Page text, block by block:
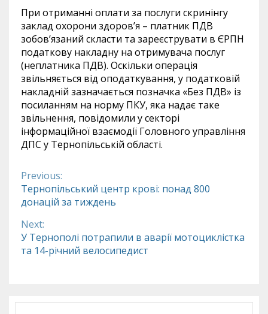
При отриманні оплати за послуги скринінгу
заклад охорони здоров’я – платник ПДВ
зобов’язаний скласти та зареєструвати в ЄРПН
податкову накладну на отримувача послуг
(неплатника ПДВ). Оскільки операція
звільняється від оподаткування, у податковій
накладній зазначається позначка «Без ПДВ» із
посиланням на норму ПКУ, яка надає таке
звільнення, повідомили у секторі
інформаційної взаємодії Головного управління
ДПС у Тернопільській області.
Continue
Reading
Previous:
Тернопільський центр крові: понад 800
донацій за тиждень
Next:
У Тернополі потрапили в аварії мотоциклістка
та 14-річний велосипедист